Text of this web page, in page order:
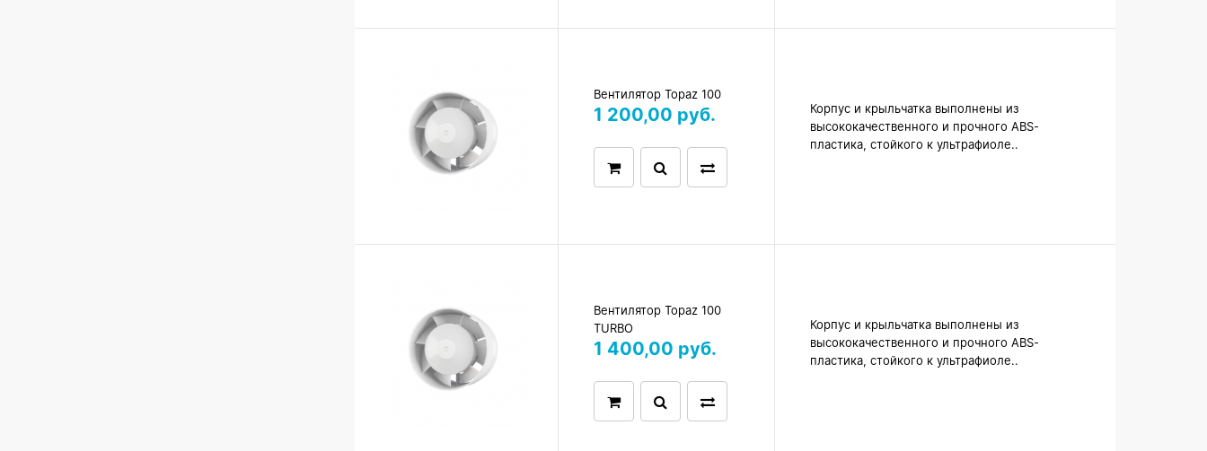
Вентилятор Topaz 100
1 200,00 руб.
Корпус и крыльчатка выполнены из
высококачественного и прочного ABS-
пластика, стойкого к ультрафиоле..
Вентилятор Topaz 100
TURBO
1 400,00 руб.
Корпус и крыльчатка выполнены из
высококачественного и прочного ABS-
пластика, стойкого к ультрафиоле..